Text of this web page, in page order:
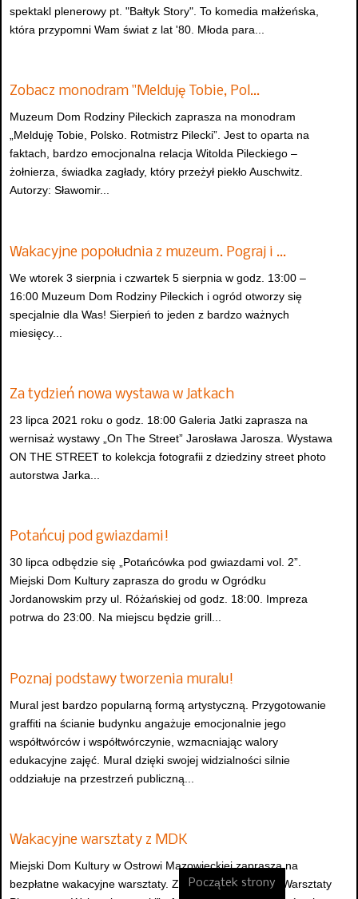
spektakl plenerowy pt. "Bałtyk Story". To komedia małżeńska,
która przypomni Wam świat z lat '80. Młoda para...
Zobacz monodram "Melduję Tobie, Pol…
Muzeum Dom Rodziny Pileckich zaprasza na monodram
„Melduję Tobie, Polsko. Rotmistrz Pilecki”. Jest to oparta na
faktach, bardzo emocjonalna relacja Witolda Pileckiego –
żołnierza, świadka zagłady, który przeżył piekło Auschwitz.
Autorzy: Sławomir...
Wakacyjne popołudnia z muzeum. Pograj i …
We wtorek 3 sierpnia i czwartek 5 sierpnia w godz. 13:00 –
16:00 Muzeum Dom Rodziny Pileckich i ogród otworzy się
specjalnie dla Was! Sierpień to jeden z bardzo ważnych
miesięcy...
Za tydzień nowa wystawa w Jatkach
23 lipca 2021 roku o godz. 18:00 Galeria Jatki zaprasza na
wernisaż wystawy „On The Street” Jarosława Jarosza. Wystawa
ON THE STREET to kolekcja fotografii z dziedziny street photo
autorstwa Jarka...
Potańcuj pod gwiazdami!
30 lipca odbędzie się „Potańcówka pod gwiazdami vol. 2”.
Miejski Dom Kultury zaprasza do grodu w Ogródku
Jordanowskim przy ul. Różańskiej od godz. 18:00. Impreza
potrwa do 23:00. Na miejscu będzie grill...
Poznaj podstawy tworzenia muralu!
Mural jest bardzo popularną formą artystyczną. Przygotowanie
graffiti na ścianie budynku angażuje emocjonalnie jego
współtwórców i współtwórczynie, wzmacniając walory
edukacyjne zajęć. Mural dzięki swojej widzialności silnie
oddziałuje na przestrzeń publiczną...
Wakacyjne warsztaty z MDK
Miejski Dom Kultury w Ostrowi Mazowieckiej zaprasza na
bezpłatne wakacyjne warsztaty. Zapisy: 793 808 057 Warsztaty
Początek strony